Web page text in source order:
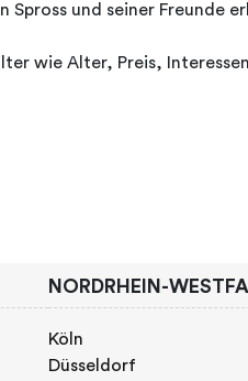
und seiner Freunde
wie Alter, Preis,
NORDRHEIN-
Köln
Düsseldorf